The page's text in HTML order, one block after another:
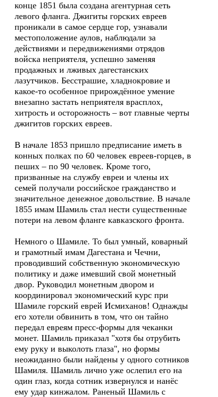
конце 1851 была создана агентурная сеть
левого фланга. Джигиты горских евреев
проникали в самое сердце гор, узнавали
местоположение аулов, наблюдали за
действиями и передвижениями отрядов
войска неприятеля, успешно заменяя
продажных и лживых дагестанских
лазутчиков. Бесстрашие, хладнокровие и
какое-то особенное прирождённое умение
внезапно застать неприятеля врасплох,
хитрость и осторожность – вот главные черты
джигитов горских евреев.
В начале 1853 пришло предписание иметь в
конных полках по 60 человек евреев-горцев, в
пеших – по 90 человек. Кроме того,
призванные на службу евреи и члены их
семей получали российское гражданство и
значительное денежное довольствие. В начале
1855 имам Шамиль стал нести существенные
потери на левом фланге кавказского фронта.
Немного о Шамиле. То был умный, коварный
и грамотный имам Дагестана и Чечни,
проводивший собственную экономическую
политику и даже имевший свой монетный
двор. Руководил монетным двором и
координировал экономический курс при
Шамиле горский еврей Исмиханов! Однажды
его хотели обвинить в том, что он тайно
передал евреям пресс-формы для чеканки
монет. Шамиль приказал "хотя бы отрубить
ему руку и выколоть глаза", но формы
неожиданно были найдены у одного сотников
Шамиля. Шамиль лично уже ослепил его на
один глаз, когда сотник извернулся и нанёс
ему удар кинжалом. Раненый Шамиль с